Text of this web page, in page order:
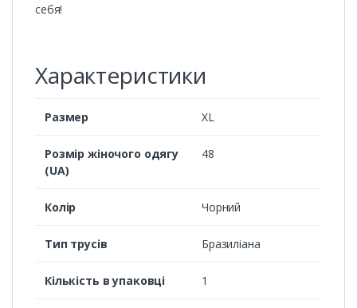
себя!
Характеристики
Размер XL
Розмір жіночого одягу
(UA)
48
Колір Чорний
Тип трусів Бразиліана
Кількість в упаковці 1